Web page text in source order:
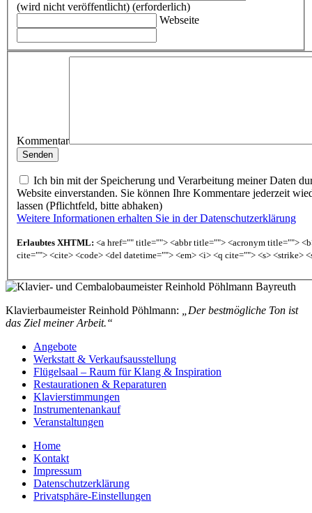
(wird nicht veröffentlicht) (erforderlich)
Webseite
Kommentar
Ich bin mit der Speicherung und Verarbeitung meiner Daten
Website einverstanden. Sie können Ihre Kommentare jederzeit
lassen (Pflichtfeld, bitte abhaken)
Weitere Informationen erhalten Sie in der Datenschutzerklärung
Erlaubtes XHTML: <a href="" title=""> <abbr title=""> <acronym title="">
cite=""> <cite> <code> <del datetime=""> <em> <i> <q cite=""> <s> <strike>
Klavierbaumeister Reinhold Pöhlmann:
„Der bestmögliche Ton ist
das Ziel meiner Arbeit.“
Angebote
Werkstatt & Verkaufsausstellung
Flügelsaal – Raum für Klang & Inspiration
Restaurationen & Reparaturen
Klavierstimmungen
Instrumentenankauf
Veranstaltungen
Home
Kontakt
Impressum
Datenschutzerklärung
Privatsphäre-Einstellungen